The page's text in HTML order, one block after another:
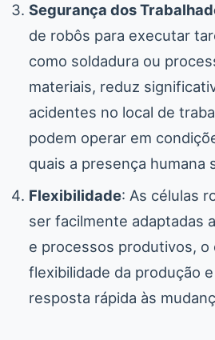
Segurança dos
de robôs para executar
como soldadura ou
materiais, reduz
acidentes no local de
podem operar em
quais a presença humana
Flexibilidade: As células
ser facilmente adaptadas
e processos produtivos, o
flexibilidade da produção
resposta rápida às